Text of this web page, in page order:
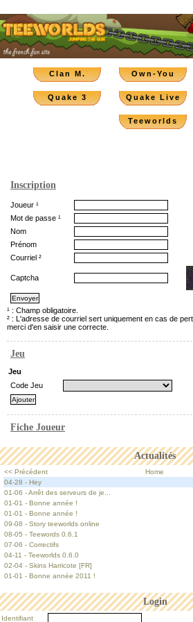
Clan M. Own-You
Quake 3 Quake Live
Teeworlds
Actualités
<< Précédent Home
04-28 - Hey
01-06 - Arrêt des serveurs de je...
01-01 - Bonne année !
01-01 - Bonne année !
09-08 - Story teeworlds online
08-05 - Teewords 0.6.1
07-06 - Correctifs
04-11 - Teeworlds 0.6.0
02-04 - Skins Harricote [FR]
01-01 - Bonne année 2011 !
Login
Identifiant
Inscription
Joueur ¹
Mot de passe ¹
Nom
Prénom
Courriel ²
Captcha
¹ : Champ obligatoire.
² : L'adresse de courriel sert uniquement en cas de
merci d'en saisir une correcte.
Jeu
Jeu
Code Jeu
Fiche Joueur